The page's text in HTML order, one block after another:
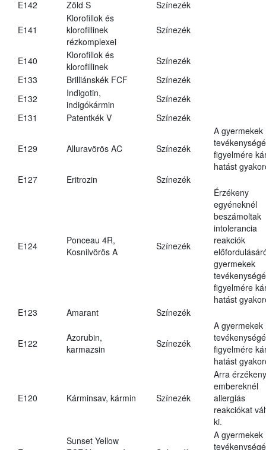
E142
Zöld S Színezék
E141
Klorofillok és
klorofillinek
rézkomplexei
Színezék
E140
Klorofillok és
klorofillinek
Színezék
E133
Brilliánskék FCF
Színezék
E132
Indigotin,
indigókármin
Színezék
E131
Patentkék V Színezék
E129 Alluravörös AC Színezék
A gyermekek
figyelmére
hatást
E127
Eritrozin Színezék
E124
Ponceau 4R,
Kosnilvörös A
Színezék
Érzékeny
egyéneknél
beszámoltak
intolerancia
reakciók
gyermekek
figyelmére
hatást
E123
Amarant Színezék
E122
Azorubin,
karmazsin
Színezék
A gyermekek
figyelmére
hatást
E120 Kárminsav, kármin Színezék
Arra érzékeny
embereknél
allergiás
reakciókat
ki.
Sunset Yellow
A gyermekek